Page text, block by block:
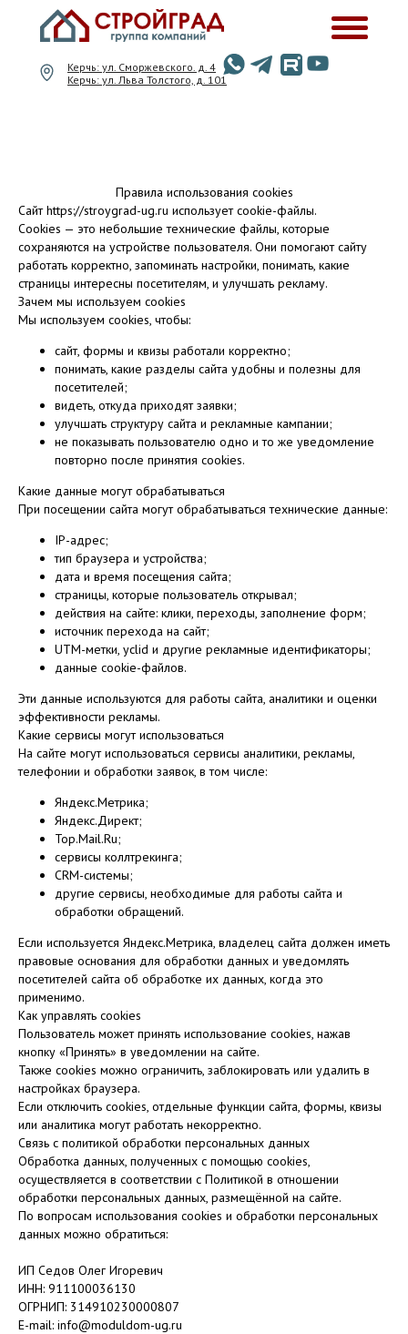
Керчь: ул. Льва Толстого, д. 101
Керчь: ул. Сморжевского. д. 4
Правила использования cookies
Сайт https://stroygrad-ug.ru использует cookie-файлы.
Cookies — это небольшие технические файлы, которые
сохраняются на устройстве пользователя. Они помогают сайту
работать корректно, запоминать настройки, понимать, какие
страницы интересны посетителям, и улучшать рекламу.
Зачем мы используем cookies
Мы используем cookies, чтобы:
сайт, формы и квизы работали корректно;
понимать, какие разделы сайта удобны и полезны для
посетителей;
видеть, откуда приходят заявки;
улучшать структуру сайта и рекламные кампании;
не показывать пользователю одно и то же уведомление
повторно после принятия cookies.
Какие данные могут обрабатываться
При посещении сайта могут обрабатываться технические данные:
IP-адрес;
тип браузера и устройства;
дата и время посещения сайта;
страницы, которые пользователь открывал;
действия на сайте: клики, переходы, заполнение форм;
источник перехода на сайт;
UTM-метки, yclid и другие рекламные идентификаторы;
данные cookie-файлов.
Эти данные используются для работы сайта, аналитики и оценки
эффективности рекламы.
Какие сервисы могут использоваться
На сайте могут использоваться сервисы аналитики, рекламы,
телефонии и обработки заявок, в том числе:
Яндекс.Метрика;
Яндекс.Директ;
Top.Mail.Ru;
сервисы коллтрекинга;
CRM-системы;
другие сервисы, необходимые для работы сайта и
обработки обращений.
Если используется Яндекс.Метрика, владелец сайта должен иметь
правовые основания для обработки данных и уведомлять
посетителей сайта об обработке их данных, когда это
применимо.
Как управлять cookies
Пользователь может принять использование cookies, нажав
кнопку «Принять» в уведомлении на сайте.
Также cookies можно ограничить, заблокировать или удалить в
настройках браузера.
Если отключить cookies, отдельные функции сайта, формы, квизы
или аналитика могут работать некорректно.
Связь с политикой обработки персональных данных
Обработка данных, полученных с помощью cookies,
осуществляется в соответствии с Политикой в отношении
обработки персональных данных, размещённой на сайте.
По вопросам использования cookies и обработки персональных
данных можно обратиться:
ИП Седов Олег Игоревич
ИНН: 911100036130
ОГРНИП: 314910230000807
E-mail: info@moduldom-ug.ru